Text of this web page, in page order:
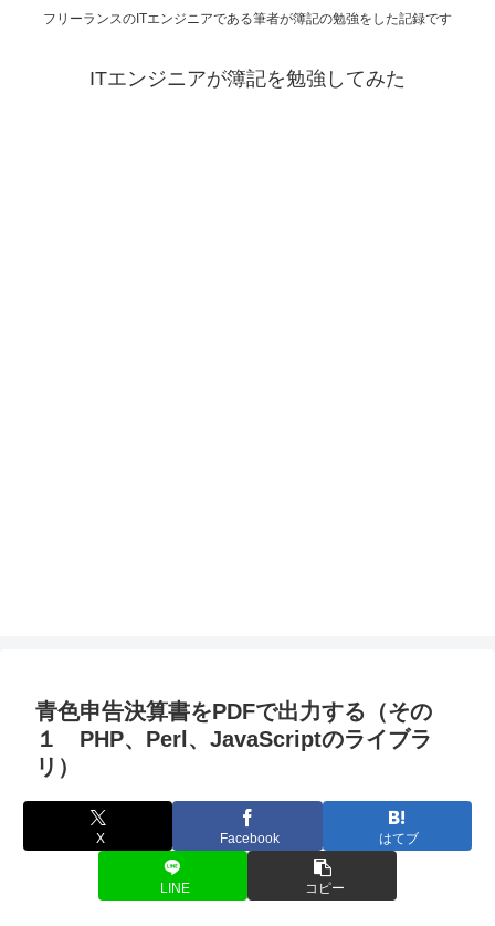
フリーランスのITエンジニアである筆者が簿記の勉強をした記録です
ITエンジニアが簿記を勉強してみた
青色申告決算書をPDFで出力する（その
１ PHP、Perl、JavaScriptのライブラ
リ）
X Facebook はてブ
LINE コピー